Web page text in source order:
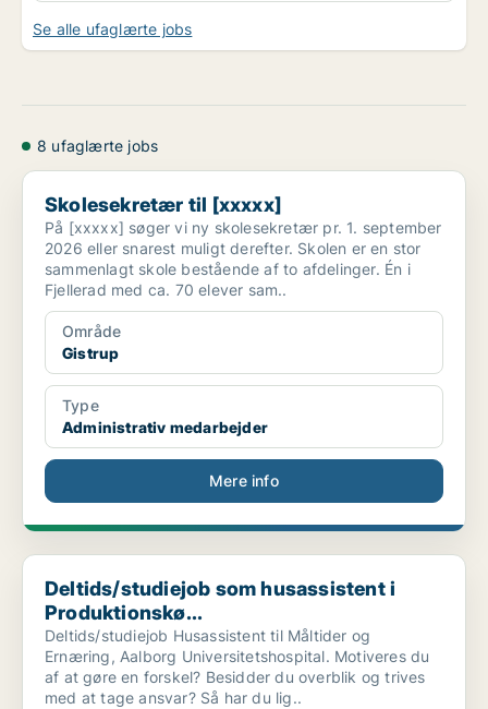
Se alle ufaglærte jobs
8 ufaglærte jobs
Skolesekretær til [xxxxx]
Skolesekretær til [xxxxx]
På [xxxxx] søger vi ny skolesekretær pr. 1. september
2026 eller snarest muligt derefter. Skolen er en stor
sammenlagt skole bestående af to afdelinger. Én i
Fjellerad med ca. 70 elever sam..
Område
Gistrup
Type
Administrativ medarbejder
Mere info
Deltids/studiejob som husassistent i Produktionskø...
Deltids/studiejob som husassistent i
Produktionskø...
Deltids/studiejob Husassistent til Måltider og
Ernæring, Aalborg Universitetshospital. Motiveres du
af at gøre en forskel? Besidder du overblik og trives
med at tage ansvar? Så har du lig..